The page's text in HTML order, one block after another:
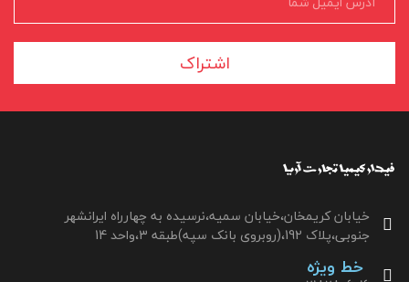
اشتراک
خیابان کریمخان،خیابان سمیه،نرسیده به چهارراه ایرانشهر
جنوبی،پلاک 192،(روبروی بانک سپه)طبقه 3،واحد 14
خط ویژه